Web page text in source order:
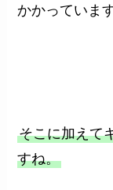
かかっています
そこに加えて
すね。